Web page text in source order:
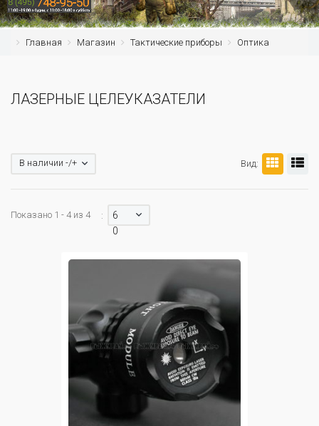
Главная Магазин Тактические приборы Оптика
ЛАЗЕРНЫЕ ЦЕЛЕУКАЗАТЕЛИ
Вид:
В наличии -/+
Показано 1 - 4 из 4 :
6
0